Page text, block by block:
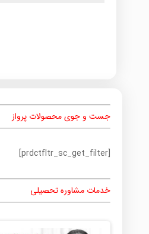
جست و جوی محصولات پرواز
[prdctfltr_sc_get_filter]
خدمات مشاوره تحصیلی